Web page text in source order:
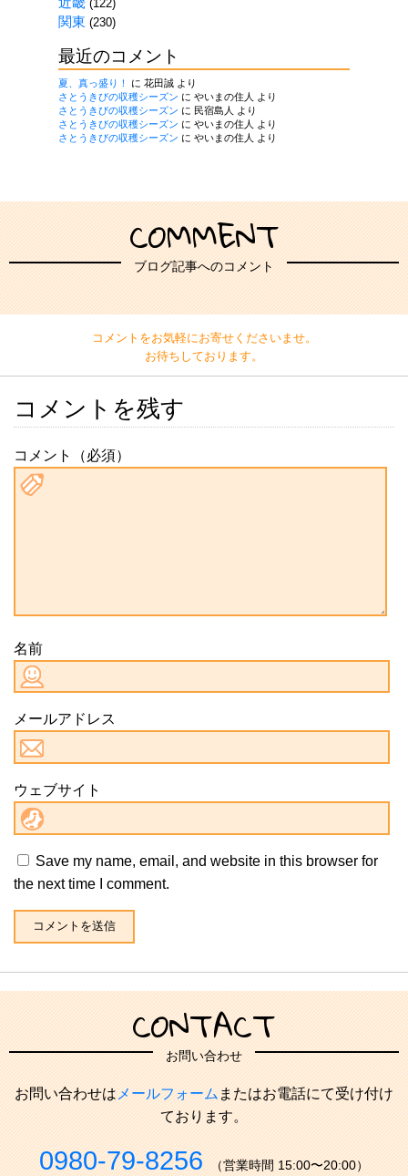
(122)
関東 (230)
最近のコメント
夏、真っ盛り！ に 花田誠より
さとうきびの収穫シーズン に やいまの住人
より
さとうきびの収穫シーズン に 民宿島人
より
さとうきびの収穫シーズン に やいまの住人
より
さとうきびの収穫シーズン に やいまの住人 より
COMMENT
ブログ記事へのコメント
コメントをお気軽にお寄せくださいませ。
お待ちしております。
コメントを残す
コメント（必須）
名前
メールアドレス
ウェブサイト
Save my name, email, and website in this browser for
the next time I comment.
CONTACT
お問い合わせ
お問い合わせはメールフォームまたはお電話にて受け付け
ております。
0980-79-8256 （営業時間 15:00〜20:00）